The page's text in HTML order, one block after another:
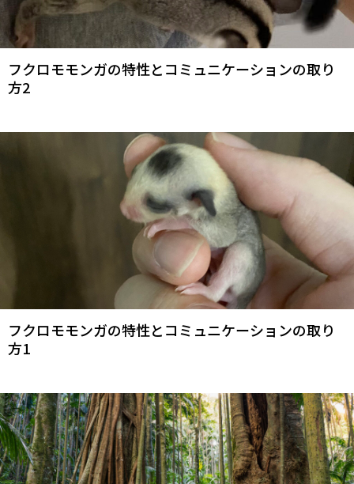
フクロモモンガの特性とコミュニケーションの取り
方2
フクロモモンガの特性とコミュニケーションの取り
方1